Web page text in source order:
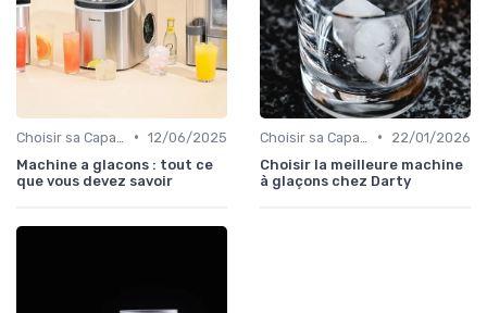
• 12/06/2025
Machine a glacons : tout ce
que vous devez savoir
•
22/01/2026
Choisir la meilleure machine
à glaçons chez Darty